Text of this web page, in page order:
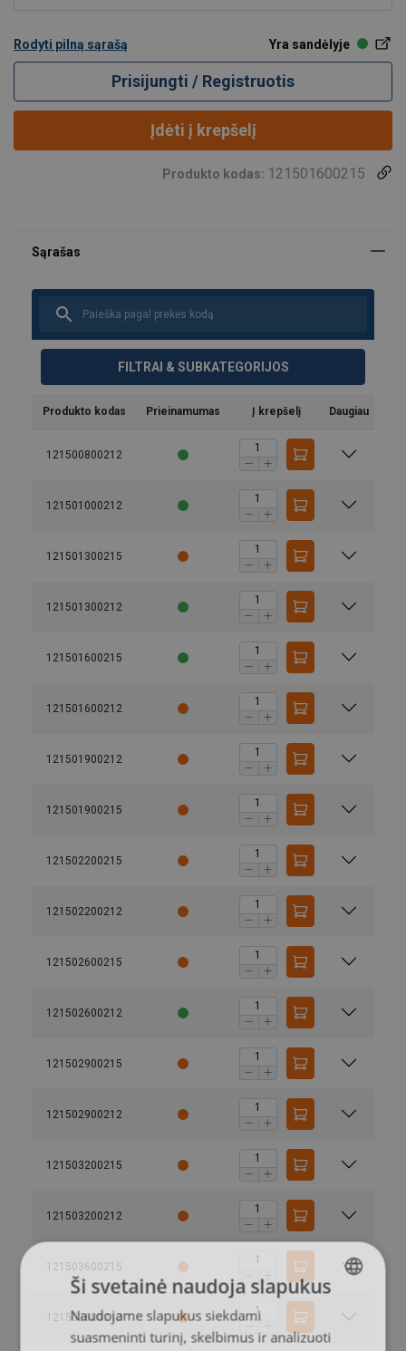
Rodyti pilną sąrašą Yra sandėlyje
Prisijungti / Registruotis
Įdėti į krepšelį
Produkto kodas: 121501600215
FILTRAI & SUBKATEGORIJOS
Produkto kodas Prieinamumas Į krepšelį Daugiau
121500800212
121501000212
121501300215
121501300212
121501600215
121501600212
121501900212
121501900215
121502200215
121502200212
121502600215
121502600212
121502900215
121502900212
121503200215
121503200212
121503600215
121503600212 LITHUANIAN
ENGLISH TRANSLATION
Ši svetainė naudoja slapukus
Naudojame slapukus siekdami
suasmeninti turinį, skelbimus ir analizuoti